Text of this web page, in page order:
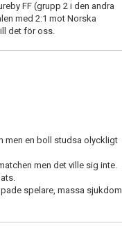
FF (grupp 2 i den andra
med 2:1 mot Norska
det för oss.
men en boll studsa olyckligt
men det ville sig inte.
spelare, massa sjukdom